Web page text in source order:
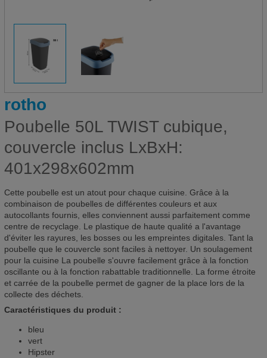
rotho
Poubelle 50L TWIST cubique,
couvercle inclus LxBxH:
401x298x602mm
Cette poubelle est un atout pour chaque cuisine. Grâce à la
combinaison de poubelles de différentes couleurs et aux
autocollants fournis, elles conviennent aussi parfaitement comme
centre de recyclage. Le plastique de haute qualité a l'avantage
d'éviter les rayures, les bosses ou les empreintes digitales. Tant la
poubelle que le couvercle sont faciles à nettoyer. Un soulagement
pour la cuisine La poubelle s'ouvre facilement grâce à la fonction
oscillante ou à la fonction rabattable traditionnelle. La forme étroite
et carrée de la poubelle permet de gagner de la place lors de la
collecte des déchets.
Caractéristiques du produit :
bleu
vert
Hipster